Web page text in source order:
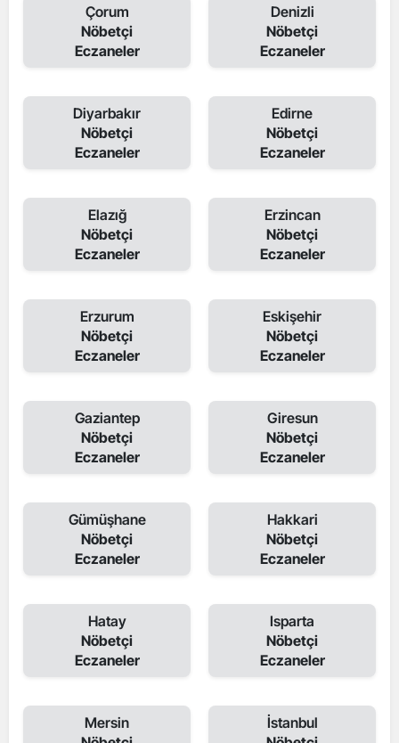
Çorum
Nöbetçi
Eczaneler
Denizli
Nöbetçi
Eczaneler
Diyarbakır
Nöbetçi
Eczaneler
Edirne
Nöbetçi
Eczaneler
Elazığ
Nöbetçi
Eczaneler
Erzincan
Nöbetçi
Eczaneler
Erzurum
Nöbetçi
Eczaneler
Eskişehir
Nöbetçi
Eczaneler
Gaziantep
Nöbetçi
Eczaneler
Giresun
Nöbetçi
Eczaneler
Gümüşhane
Nöbetçi
Eczaneler
Hakkari
Nöbetçi
Eczaneler
Hatay
Nöbetçi
Eczaneler
Isparta
Nöbetçi
Eczaneler
Mersin
İstanbul